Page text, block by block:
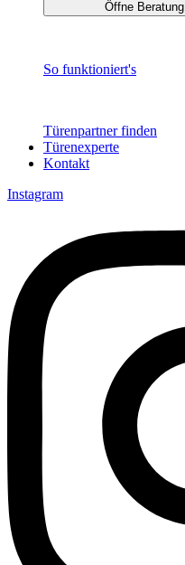
Öffne Beratung
So funktioniert's
Türenpartner finden
Türenexperte
Kontakt
Instagram